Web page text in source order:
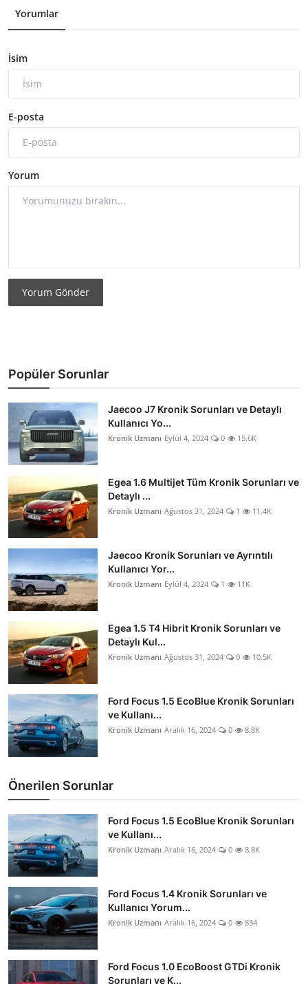
Yorumlar
İsim
E-posta
Yorum
Yorum Gönder
Popüler Sorunlar
Jaecoo J7 Kronik Sorunları ve Detaylı
Kullanıcı Yo...
Kronik Uzmanı Eylül 4, 2024 0 15.6K
Egea 1.6 Multijet Tüm Kronik Sorunları ve
Detaylı ...
Kronik Uzmanı Ağustos 31, 2024 1 11.4K
Jaecoo Kronik Sorunları ve Ayrıntılı
Kullanıcı Yor...
Kronik Uzmanı Eylül 4, 2024 1 11K
Egea 1.5 T4 Hibrit Kronik Sorunları ve
Detaylı Kul...
Kronik Uzmanı Ağustos 31, 2024 0 10.5K
Ford Focus 1.5 EcoBlue Kronik Sorunları
ve Kullanı...
Kronik Uzmanı Aralık 16, 2024 0 8.8K
Önerilen Sorunlar
Ford Focus 1.5 EcoBlue Kronik Sorunları
ve Kullanı...
Kronik Uzmanı Aralık 16, 2024 0 8.8K
Ford Focus 1.4 Kronik Sorunları ve
Kullanıcı Yorum...
Kronik Uzmanı Aralık 16, 2024 0 834
Ford Focus 1.0 EcoBoost GTDi Kronik
Sorunları ve K...